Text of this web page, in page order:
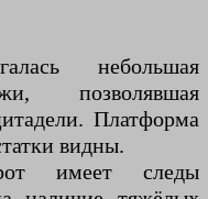
небольшая
позволявшая
Платформа
видны.
имеет следы